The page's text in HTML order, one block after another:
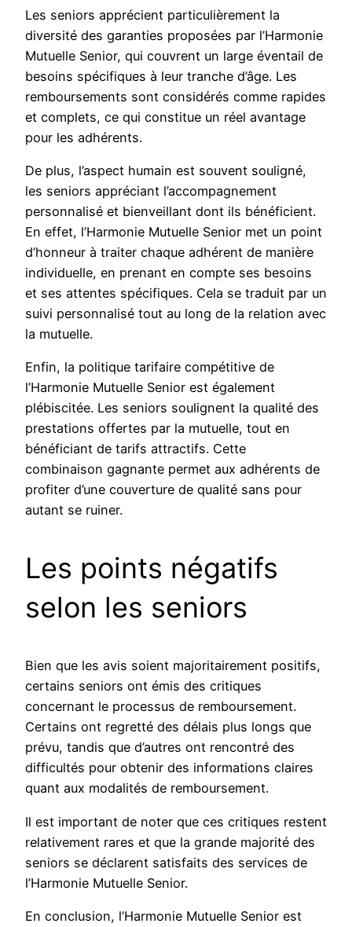
Les seniors apprécient particulièrement la
diversité des garanties proposées par l’Harmonie
Mutuelle Senior, qui couvrent un large éventail de
besoins spécifiques à leur tranche d’âge. Les
remboursements sont considérés comme rapides
et complets, ce qui constitue un réel avantage
pour les adhérents.
De plus, l’aspect humain est souvent souligné,
les seniors appréciant l’accompagnement
personnalisé et bienveillant dont ils bénéficient.
En effet, l’Harmonie Mutuelle Senior met un point
d’honneur à traiter chaque adhérent de manière
individuelle, en prenant en compte ses besoins
et ses attentes spécifiques. Cela se traduit par un
suivi personnalisé tout au long de la relation avec
la mutuelle.
Enfin, la politique tarifaire compétitive de
l’Harmonie Mutuelle Senior est également
plébiscitée. Les seniors soulignent la qualité des
prestations offertes par la mutuelle, tout en
bénéficiant de tarifs attractifs. Cette
combinaison gagnante permet aux adhérents de
profiter d’une couverture de qualité sans pour
autant se ruiner.
Les points négatifs
selon les seniors
Bien que les avis soient majoritairement positifs,
certains seniors ont émis des critiques
concernant le processus de remboursement.
Certains ont regretté des délais plus longs que
prévu, tandis que d’autres ont rencontré des
difficultés pour obtenir des informations claires
quant aux modalités de remboursement.
Il est important de noter que ces critiques restent
relativement rares et que la grande majorité des
seniors se déclarent satisfaits des services de
l’Harmonie Mutuelle Senior.
En conclusion, l’Harmonie Mutuelle Senior est